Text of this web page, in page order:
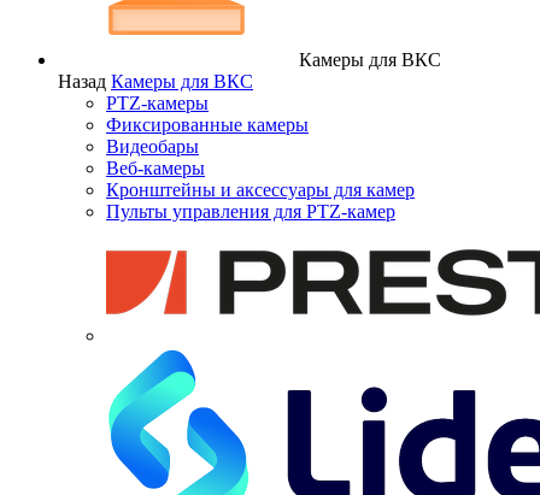
Камеры для ВКС
Назад Камеры для ВКС
PTZ-камеры
Фиксированные камеры
Видеобары
Веб-камеры
Кронштейны и аксессуары для камер
Пульты управления для PTZ-камер